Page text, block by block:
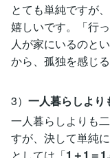
とても単純ですが
嬉しいです。「行
人が家にいるのと
から、孤独を感じ
3） 一人暮らしより
一人暮らしよりも
すが、決して単純
としては「1＋1＝